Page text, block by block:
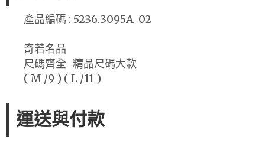
產品編碼 : 5236.3095A-02
奇若名品
尺碼齊全-精品尺碼大款
( M /9 ) ( L /11 )
運送與付款